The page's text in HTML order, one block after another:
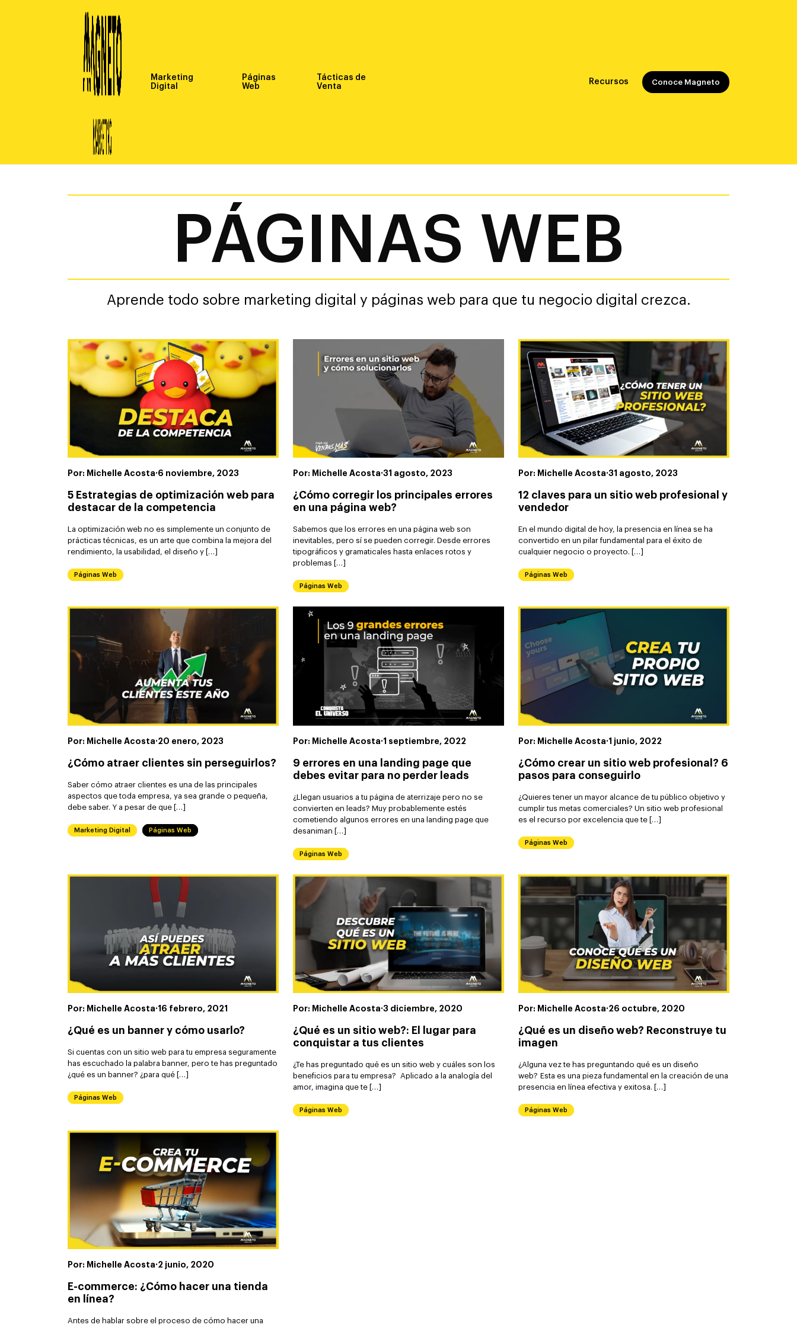
Marketing
Digital
Páginas
Web
Tácticas de
Venta
Recursos Conoce Magneto
PÁGINAS WEB
Aprende todo sobre marketing digital y páginas web para que tu negocio digital crezca.
Por: Michelle Acosta·6 noviembre, 2023
5 Estrategias de optimización web para
destacar de la competencia
La optimización web no es simplemente un conjunto de
prácticas técnicas, es un arte que combina la mejora del
rendimiento, la usabilidad, el diseño y […]
Páginas Web
Por: Michelle Acosta·31 agosto, 2023
¿Cómo corregir los principales errores
en una página web?
Sabemos que los errores en una página web son
inevitables, pero sí se pueden corregir. Desde errores
tipográficos y gramaticales hasta enlaces rotos y
problemas […]
Páginas Web
Por: Michelle Acosta·31 agosto, 2023
12 claves para un sitio web profesional y
vendedor
En el mundo digital de hoy, la presencia en línea se ha
convertido en un pilar fundamental para el éxito de
cualquier negocio o proyecto. […]
Páginas Web
Por: Michelle Acosta·20 enero, 2023
¿Cómo atraer clientes sin perseguirlos?
Saber cómo atraer clientes es una de las principales
aspectos que toda empresa, ya sea grande o pequeña,
debe saber. Y a pesar de que […]
Marketing Digital Páginas Web
Por: Michelle Acosta·1 septiembre, 2022
9 errores en una landing page que
debes evitar para no perder leads
¿Llegan usuarios a tu página de aterrizaje pero no se
convierten en leads? Muy probablemente estés
cometiendo algunos errores en una landing page que
desaniman […]
Páginas Web
Por: Michelle Acosta·1 junio, 2022
¿Cómo crear un sitio web profesional? 6
pasos para conseguirlo
¿Quieres tener un mayor alcance de tu público objetivo y
cumplir tus metas comerciales? Un sitio web profesional
es el recurso por excelencia que te […]
Páginas Web
Por: Michelle Acosta·16 febrero, 2021
¿Qué es un banner y cómo usarlo?
Si cuentas con un sitio web para tu empresa seguramente
has escuchado la palabra banner, pero te has preguntado
¿qué es un banner? ¿para qué […]
Páginas Web
Por: Michelle Acosta·3 diciembre, 2020
¿Qué es un sitio web?: El lugar para
conquistar a tus clientes
¿Te has preguntado qué es un sitio web y cuáles son los
beneficios para tu empresa? Aplicado a la analogía del
amor, imagina que te […]
Páginas Web
Por: Michelle Acosta·26 octubre, 2020
¿Qué es un diseño web? Reconstruye tu
imagen
¿Alguna vez te has preguntando qué es un diseño
web? Esta es una pieza fundamental en la creación de una
presencia en línea efectiva y exitosa. […]
Páginas Web
Por: Michelle Acosta·2 junio, 2020
E-commerce: ¿Cómo hacer una tienda
en línea?
Antes de hablar sobre el proceso de cómo hacer una